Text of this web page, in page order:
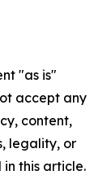
"as is"
accept any
content,
legality, or
this article.